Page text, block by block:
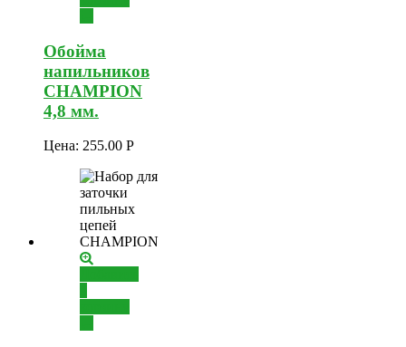
Обойма
напильников
CHAMPION
4,8 мм.
Цена: 255.00 Р